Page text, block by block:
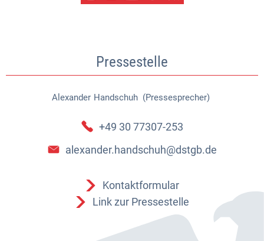
Pressestelle
Alexander Handschuh (Pressesprecher)
Alexander Handschuh
+49 30 77307-253
alexander.handschuh@dstgb.de
Kontaktformular
Link zur Pressestelle